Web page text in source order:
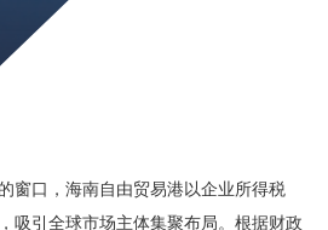
窗口，海南自由贸易港以企业所得税
吸引全球市场主体集聚布局。根据财政